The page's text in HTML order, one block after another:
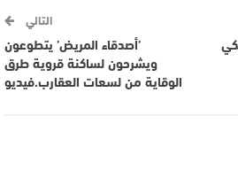
التالي
’أصدقاء المريض’ يتطوعون
ويشرحون لساكنة قروية طرق
الوقاية من لسعات العقارب.فيديو